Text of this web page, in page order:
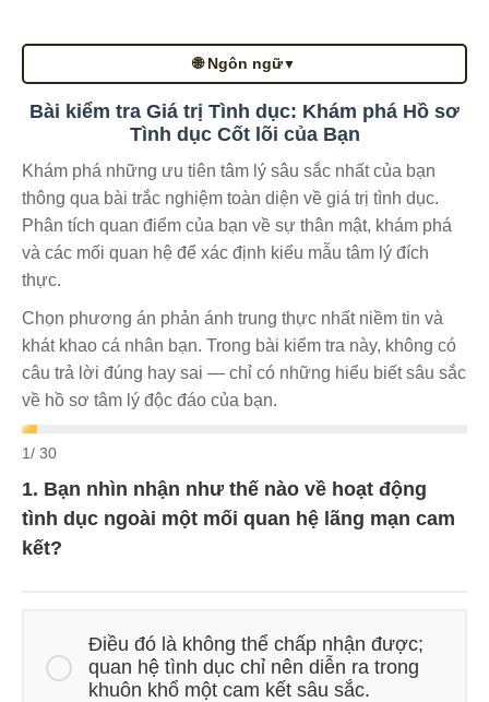
🌐 Ngôn ngữ▼
Bài kiểm tra Giá trị Tình dục: Khám phá Hồ sơ
Tình dục Cốt lõi của Bạn
Khám phá những ưu tiên tâm lý sâu sắc nhất của bạn
thông qua bài trắc nghiệm toàn diện về giá trị tình dục.
Phân tích quan điểm của bạn về sự thân mật, khám phá
và các mối quan hệ để xác định kiểu mẫu tâm lý đích
thực.
Chọn phương án phản ánh trung thực nhất niềm tin và
khát khao cá nhân bạn. Trong bài kiểm tra này, không có
câu trả lời đúng hay sai — chỉ có những hiểu biết sâu sắc
về hồ sơ tâm lý độc đáo của bạn.
1/ 30
1. Bạn nhìn nhận như thế nào về hoạt động
tình dục ngoài một mối quan hệ lãng mạn cam
kết?
Điều đó là không thể chấp nhận được;
quan hệ tình dục chỉ nên diễn ra trong
khuôn khổ một cam kết sâu sắc.